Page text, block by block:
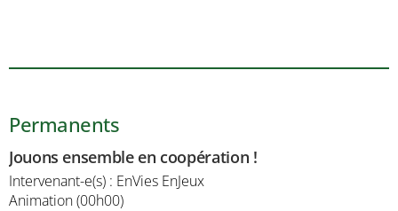
Permanents
Jouons ensemble en coopération !
Intervenant-e(s) : EnVies EnJeux
Animation (00h00)